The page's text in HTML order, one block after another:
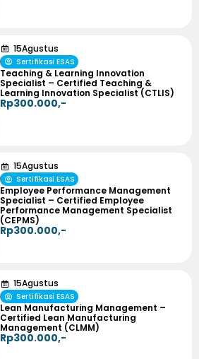
15Agustus
Sertifikasi ESAS
Teaching & Learning Innovation
Specialist – Certified Teaching &
Learning Innovation Specialist (CTLIS)
Rp300.000,-
15Agustus
Sertifikasi ESAS
Employee Performance Management
Specialist – Certified Employee
Performance Management Specialist
(CEPMS)
Rp300.000,-
15Agustus
Sertifikasi ESAS
Lean Manufacturing Management –
Certified Lean Manufacturing
Management (CLMM)
Rp300.000,-